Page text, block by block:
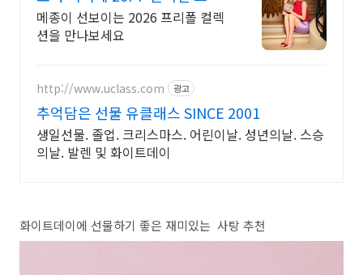
치 럭셔리 메종
메종이 선보이는 2026 프리폴 컬렉
션을 만나보세요
http://www.uclass.com 광고
추억담은 선물 유클래스 SINCE 2001
생일선물. 졸업. 크리스마스. 어린이날. 성년의날. 스승
의날. 발렌 및 화이트데이
화이트데이에 선물하기 좋은 재미있는 사탕 추천